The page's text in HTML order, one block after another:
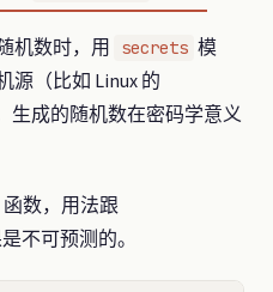
机数时，用 secrets 模
源（比如 Linux 的
生成的随机数在密码学意义
函数，用法跟
不可预测的。